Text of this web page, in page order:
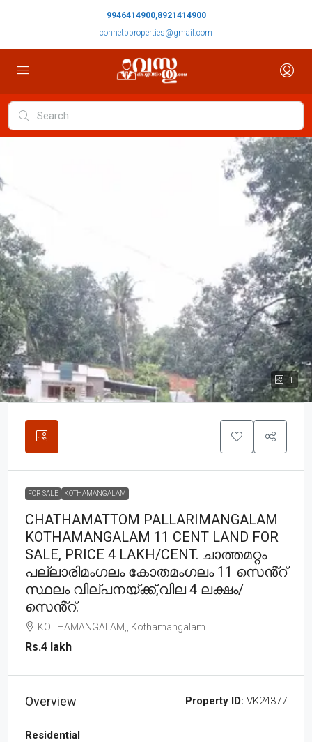
9946414900,8921414900
connetpproperties@gmail.com
1
FOR SALE KOTHAMANGALAM
CHATHAMATTOM PALLARIMANGALAM
KOTHAMANGALAM 11 CENT LAND FOR
SALE, PRICE 4 LAKH/CENT. ചാത്തമറ്റം
പല്ലാരിമംഗലം കോതമംഗലം 11 സെൻ്റ്
സ്ഥലം വില്പനയ്ക്ക്,വില 4 ലക്ഷം/
സെൻ്റ്.
KOTHAMANGALAM,, Kothamangalam
Rs.4 lakh
Overview Property ID: VK24377
Residential